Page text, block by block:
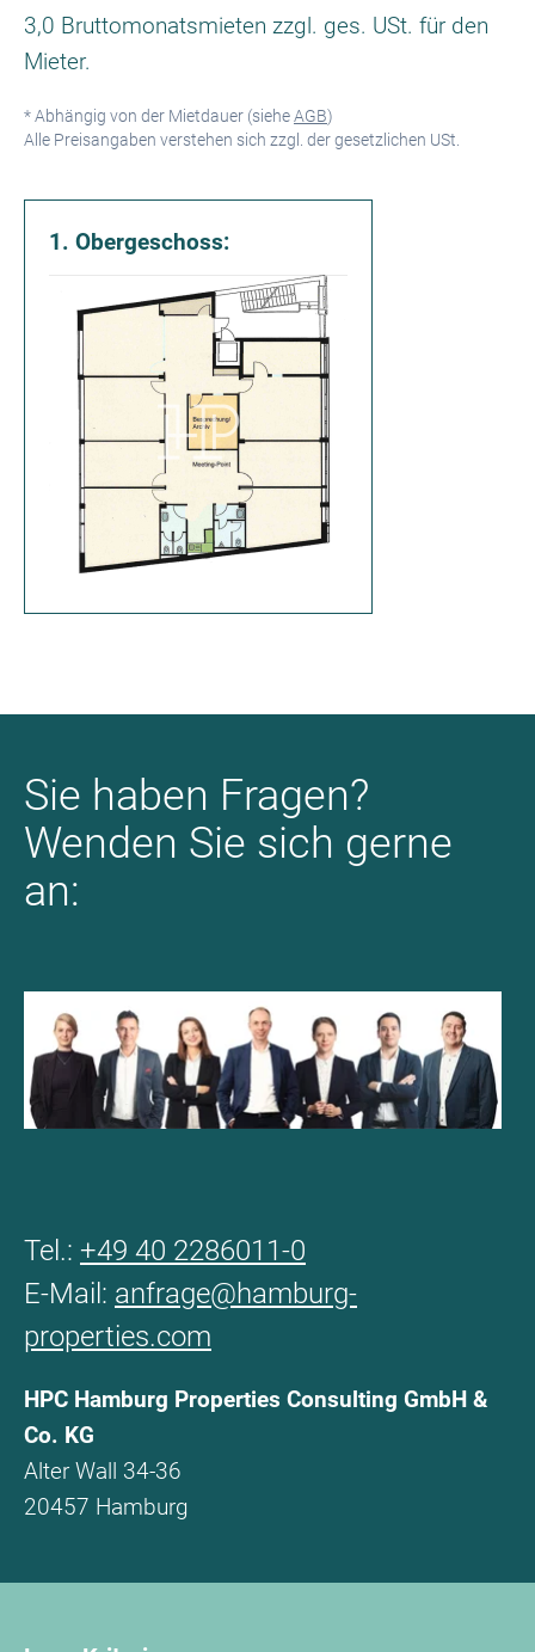
3,0 Bruttomonatsmieten zzgl. ges. USt. für den
Mieter.
* Abhängig von der Mietdauer (sieheAGB)
Alle Preisangaben verstehen sich zzgl. der gesetzlichen USt.
1. Obergeschoss:
Sie haben Fragen?
Wenden Sie sich gerne
an:
Tel.: +49 40 2286011-0
E-Mail: anfrage@hamburg-
properties.com
HPC Hamburg Properties Consulting GmbH &
Co. KG
Alter Wall 34-36
20457 Hamburg